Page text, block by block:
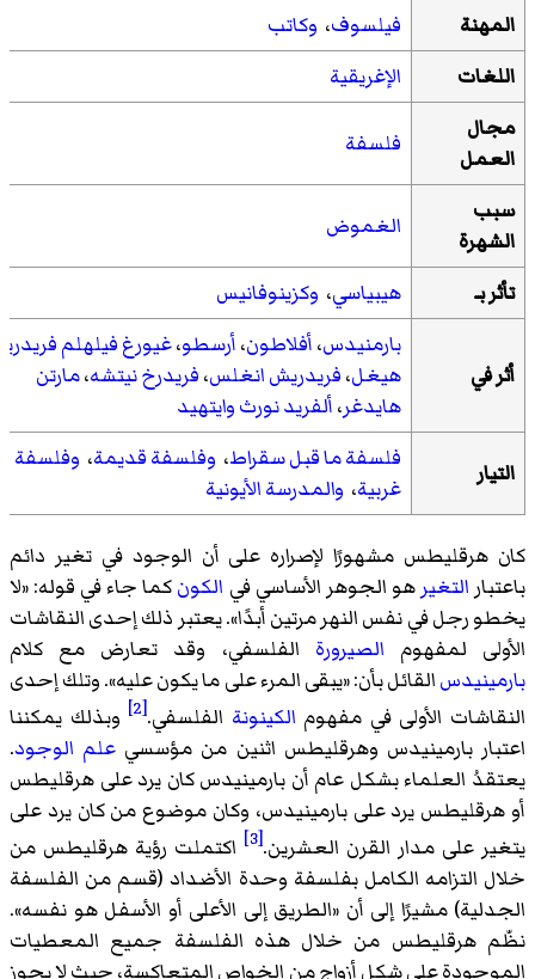
المهنة فيلسوف، وكاتب
اللغات
الإغريقية
مجال
العمل
فلسفة
سبب
الشهرة
الغموض
تأثر بـ هيبياسي، وكزينوفانيس
أثر في
بارمنيدس،أفلاطون،أرسطو،غيورغ فيلهلم
هيغل،فريدريش انغلس،فريدرخ نيتشه،مارتن
هايدغر،ألفريد نورث وايتهيد
التيار فلسفة ما قبل سقراط، وفلسفة قديمة، وفلسفة
غربية، والمدرسة الأيونية
كان هرقليطس مشهورًا لإصراره على أن الوجود في تغير دائم
باعتبار التغيرهو الجوهر الأساسي في الكونكما جاء في قوله: «لا
يخطو رجل في نفس النهر مرتين أبدًا». يعتبر ذلك إحدى النقاشات
الأولى لمفهوم الصيرورة الفلسفي، وقد تعارض مع كلام
بارمينيدسالقائل بأن: «يبقى المرء على ما يكون عليه». وتلك إحدى
النقاشات الأولى في مفهوم الكينونة الفلسفي.[2]
وبذلك يمكننا
اعتبار بارمينيدس وهرقليطس اثنين من مؤسسي علم الوجود.
يعتقدُ العلماء بشكل عام أن بارمينيدس كان يرد على هرقليطس
أو هرقليطس يرد على بارمينيدس، وكان موضوع من كان يرد على
يتغير على مدار القرن العشرين.[3]
اكتملت رؤية هرقليطس من
خلال التزامه الكامل بفلسفة وحدة الأضداد (قسم من الفلسفة
الجدلية) مشيرًا إلى أن «الطريق إلى الأعلى أو الأسفل هو نفسه».
نظّم هرقليطس من خلال هذه الفلسفة جميع المعطيات
الموجودة على شكل أزواج من الخواص المتعاكسة، حيث لا يجوز